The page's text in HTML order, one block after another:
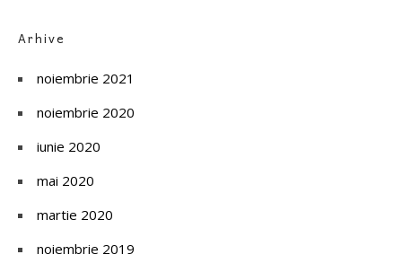
Arhive
noiembrie 2021
noiembrie 2020
iunie 2020
mai 2020
martie 2020
noiembrie 2019